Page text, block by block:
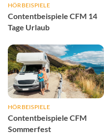
HÖRBEISPIELE
Contentbeispiele CFM 14
Tage Urlaub
HÖRBEISPIELE
Contentbeispiele CFM
Sommerfest